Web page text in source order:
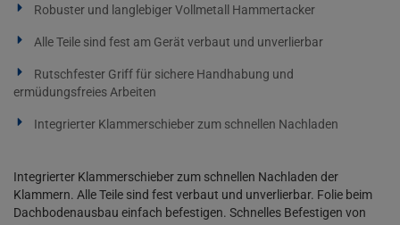
Robuster und langlebiger Vollmetall Hammertacker
Alle Teile sind fest am Gerät verbaut und unverlierbar
Rutschfester Griff für sichere Handhabung und
ermüdungsfreies Arbeiten
Integrierter Klammerschieber zum schnellen Nachladen
Integrierter Klammerschieber zum schnellen Nachladen der
Klammern. Alle Teile sind fest verbaut und unverlierbar. Folie beim
Dachbodenausbau einfach befestigen. Schnelles Befestigen von